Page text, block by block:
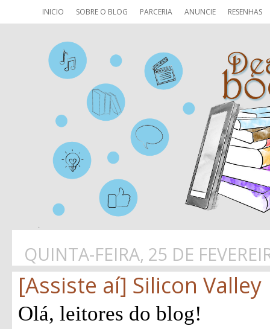
INICIO SOBRE O BLOG PARCERIA ANUNCIE RESENHAS
QUINTA-FEIRA, 25 DE
[Assiste aí] Silicon Valley
Olá, leitores do blog!